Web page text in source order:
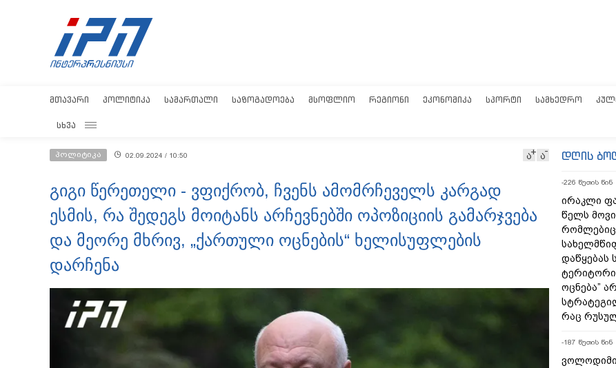
ᲛᲗᲐᲕᲐᲠᲘ ᲞᲝᲚᲘᲢᲘᲙᲐ ᲡᲐᲛᲐᲠᲗᲐᲚᲘ ᲡᲐᲖᲝᲒᲐᲓᲝᲔᲑᲐ ᲛᲡᲝᲤᲚᲘᲝ ᲠᲔᲒᲘᲝᲜᲘ ᲔᲙᲝᲜᲝᲛᲘᲙᲐ ᲡᲞᲝᲠᲢᲘ ᲡᲐᲛᲮᲔᲓᲠᲝ
ᲡᲮᲕᲐ
პოლიტიკა 02.09.2024 / 10:50 ა ა
გიგი წერეთელი - ვფიქრობ, ჩვენს ამომრჩეველს კარგად
ესმის, რა შედეგს მოიტანს არჩევნებში ოპოზიციის გამარჯვება
და მეორე მხრივ, „ქართული ოცნების“ ხელისუფლების
დარჩენა
დღის
-226 წუთის წინ
ირაკლი
წელს
დაწყებას
ოცნება”
რაც
-187 წუთის წინ